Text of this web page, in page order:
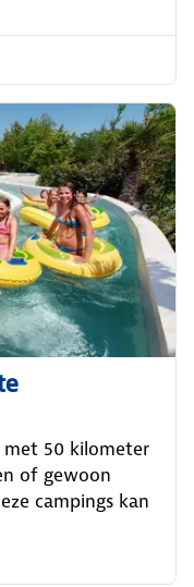
met 50 kilometer
of gewoon
campings kan